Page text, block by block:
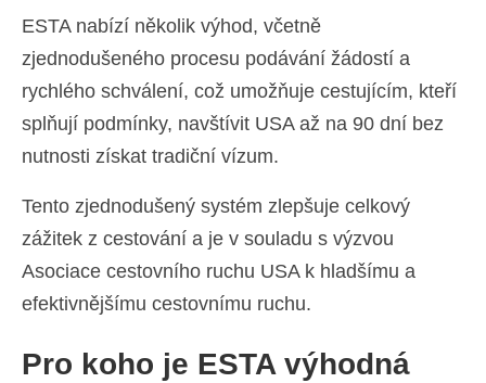
ESTA nabízí několik výhod, včetně
zjednodušeného procesu podávání žádostí a
rychlého schválení, což umožňuje cestujícím, kteří
splňují podmínky, navštívit USA až na 90 dní bez
nutnosti získat tradiční vízum.
Tento zjednodušený systém zlepšuje celkový
zážitek z cestování a je v souladu s výzvou
Asociace cestovního ruchu USA k hladšímu a
efektivnějšímu cestovnímu ruchu.
Pro koho je ESTA výhodná